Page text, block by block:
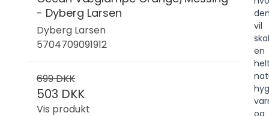
- Dyberg Larsen
Dyberg Larsen
5704709091912
699 DKK
503 DKK
Vis produkt
vil
en